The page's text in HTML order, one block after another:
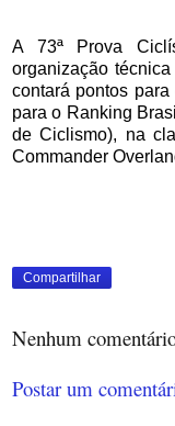
A 73ª Prova
organização
contará pontos
para o Ranking
de Ciclismo), na
Commander
Compartilhar
Nenhum
Postar um